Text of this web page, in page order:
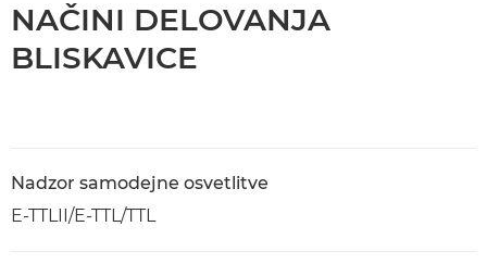
NAČINI DELOVANJA
BLISKAVICE
Nadzor samodejne osvetlitve
E-TTLII/E-TTL/TTL